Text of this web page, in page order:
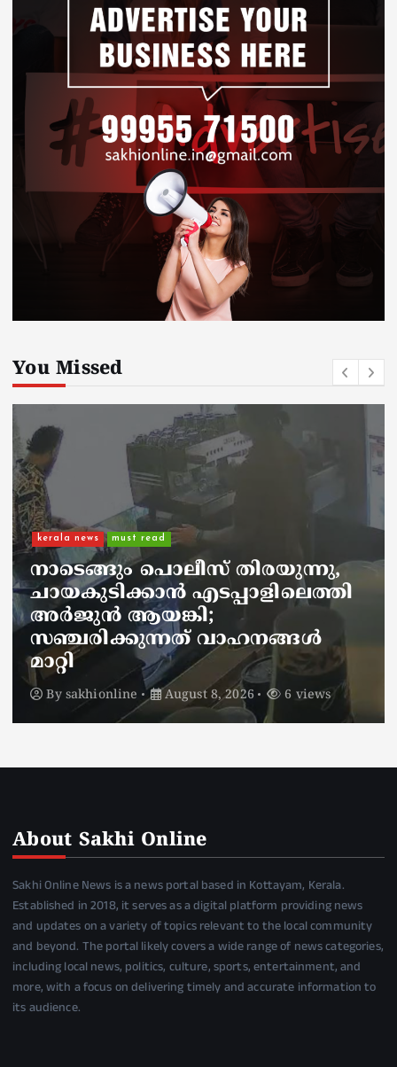
You Missed
kerala news must read
നാടെങ്ങും പൊലീസ് തിരയുന്നു,
ചായകുടിക്കാൻ എടപ്പാളിലെത്തി
അർജുൻ ആയങ്കി;
സഞ്ചരിക്കുന്നത് വാഹനങ്ങൾ
മാറ്റി
By sakhionline August 8, 2026 6 views
About Sakhi Online
Sakhi Online News is a news portal based in Kottayam, Kerala.
Established in 2018, it serves as a digital platform providing news
and updates on a variety of topics relevant to the local community
and beyond. The portal likely covers a wide range of news categories,
including local news, politics, culture, sports, entertainment, and
more, with a focus on delivering timely and accurate information to
its audience.